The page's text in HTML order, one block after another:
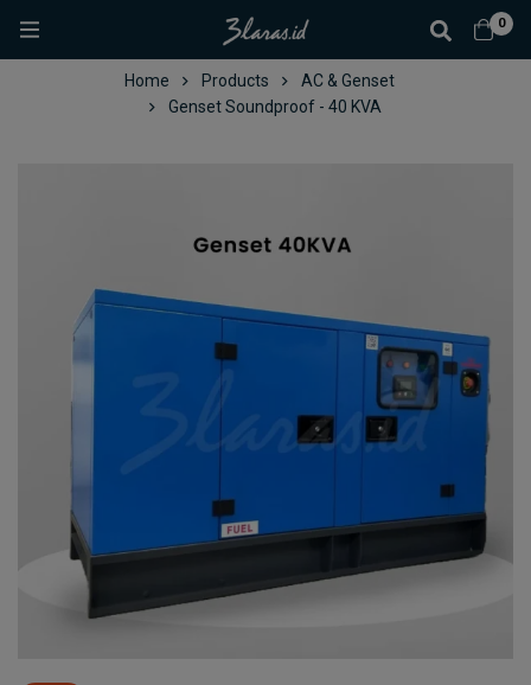
0
Home Products
AC & Genset
Genset Soundproof - 40 KVA